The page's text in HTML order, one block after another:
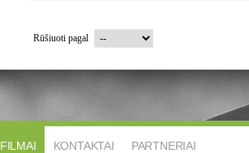
Rūšiuoti pagal
FILMAI KONTAKTAI PARTNERIAI